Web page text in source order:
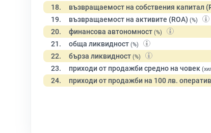
18. възвращаемост на собствения капитал
19. възвращаемост на активите (ROA) (%)
20. финансова автономност (%)
21. обща ликвидност (%)
22. бърза ликвидност (%)
23. приходи от продажби средно на човек
24. приходи от продажби на 100 лв.